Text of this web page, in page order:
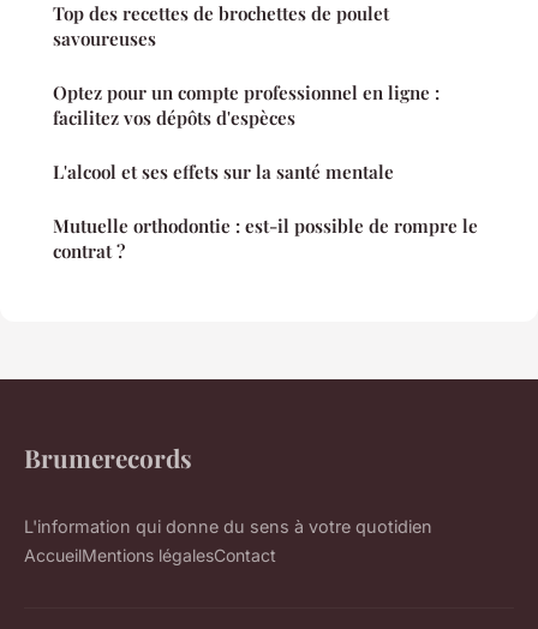
Top des recettes de brochettes de poulet
savoureuses
Optez pour un compte professionnel en ligne :
facilitez vos dépôts d'espèces
L'alcool et ses effets sur la santé mentale
Mutuelle orthodontie : est-il possible de rompre le
contrat ?
Brumerecords
L'information qui donne du sens à votre quotidien
AccueilMentions légalesContact